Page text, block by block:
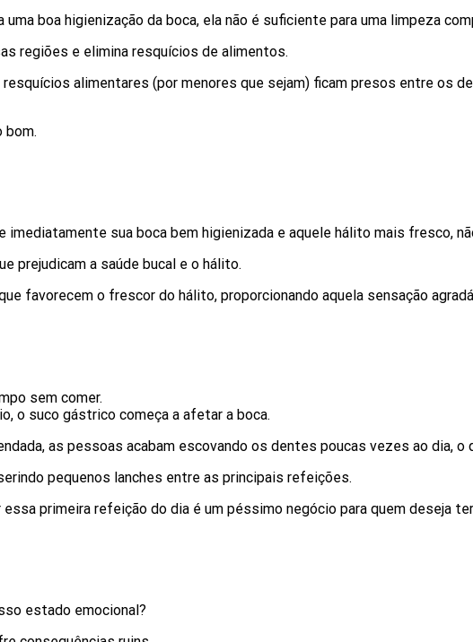
boa higienização da boca, ela não é suficiente para uma limpeza
regiões e elimina resquícios de alimentos.
alimentares (por menores que sejam) ficam presos entre os
bom.
imediatamente sua boca bem higienizada e aquele hálito mais fresco,
prejudicam a saúde bucal e o hálito.
favorecem o frescor do hálito, proporcionando aquela sensação
sem comer.
o suco gástrico começa a afetar a boca.
as pessoas acabam escovando os dentes poucas vezes ao dia, o
pequenos lanches entre as principais refeições.
primeira refeição do dia é um péssimo negócio para quem deseja
estado emocional?